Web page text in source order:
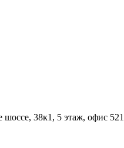
38к1, 5 этаж, офис